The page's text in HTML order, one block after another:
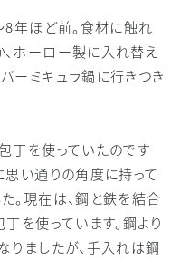
8年ほど前。食材に触れ
ホーロー製に入れ替え
ーミキュラ鍋に行きつき
丁を使っていたのです
思い通りの角度に持って
。現在は、鋼と鉄を結合
を使っています。鋼より
りましたが、手入れは鋼